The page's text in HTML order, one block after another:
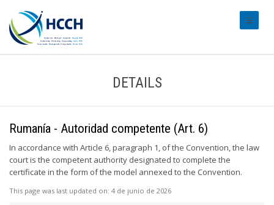
DETAILS
Rumanía - Autoridad competente (Art. 6)
In accordance with Article 6, paragraph 1, of the Convention, the law
court is the competent authority designated to complete the
certificate in the form of the model annexed to the Convention.
This page was last updated on: 4 de junio de 2026